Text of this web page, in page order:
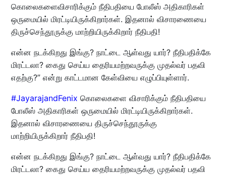
கொலைகளைவிசாரிக்கும் நீதிபதியை போலீஸ் அதிகாரிகள்
ஒருமையில் மிரட்டியிருக்கிறார்கள். இதனால் விசாரணையை
திருச்செந்தூருக்கு மாற்றியிருக்கிறார் நீதிபதி!
என்ன நடக்கிறது இங்கு? நாட்டை ஆள்வது யார்? நீதிபதிக்கே
மிரட்டலா? கைது செய்ய தைரியமற்றவருக்கு முதல்வர் பதவி
எதற்கு?” என்று காட்டமான கேள்வியை எழுப்பியுள்ளார்.
#JayarajandFenix கொலைகளை விசாரிக்கும் நீதிபதியை
போலீஸ் அதிகாரிகள் ஒருமையில் மிரட்டியிருக்கிறார்கள்.
இதனால் விசாரணையை திருச்செந்தூருக்கு
மாற்றியிருக்கிறார் நீதிபதி!
என்ன நடக்கிறது இங்கு? நாட்டை ஆள்வது யார்? நீதிபதிக்கே
மிரட்டலா? கைது செய்ய தைரியமற்றவருக்கு முதல்வர் பதவி